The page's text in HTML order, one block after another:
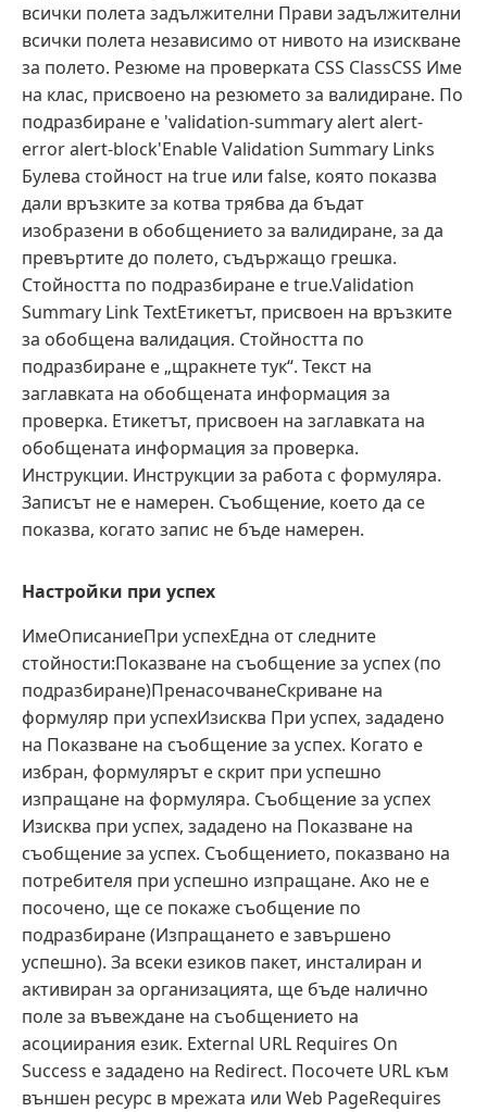
всички полета задължителни Прави задължителни
всички полета независимо от нивото на изискване
за полето. Резюме на проверката CSS ClassCSS Име
на клас, присвоено на резюмето за валидиране. По
подразбиране е 'validation-summary alert alert-
error alert-block'Enable Validation Summary Links
Булева стойност на true или false, която показва
дали връзките за котва трябва да бъдат
изобразени в обобщението за валидиране, за да
превъртите до полето, съдържащо грешка.
Стойността по подразбиране е true.Validation
Summary Link TextЕтикетът, присвоен на връзките
за обобщена валидация. Стойността по
подразбиране е „щракнете тук“. Текст на
заглавката на обобщената информация за
проверка. Етикетът, присвоен на заглавката на
обобщената информация за проверка.
Инструкции. Инструкции за работа с формуляра.
Записът не е намерен. Съобщение, което да се
показва, когато запис не бъде намерен.
Настройки при успех
ИмеОписаниеПри успехЕдна от следните
стойности:Показване на съобщение за успех (по
подразбиране)ПренасочванеСкриване на
формуляр при успехИзисква При успех, зададено
на Показване на съобщение за успех. Когато е
избран, формулярът е скрит при успешно
изпращане на формуляра. Съобщение за успех
Изисква при успех, зададено на Показване на
съобщение за успех. Съобщението, показвано на
потребителя при успешно изпращане. Ако не е
посочено, ще се покаже съобщение по
подразбиране (Изпращането е завършено
успешно). За всеки езиков пакет, инсталиран и
активиран за организацията, ще бъде налично
поле за въвеждане на съобщението на
асоциирания език. External URL Requires On
Success е зададено на Redirect. Посочете URL към
външен ресурс в мрежата или Web PageRequires